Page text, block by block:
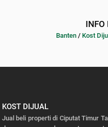
INFO
Banten/ Kost
KOST DIJUAL
Jual beli properti di Ciputat Timur